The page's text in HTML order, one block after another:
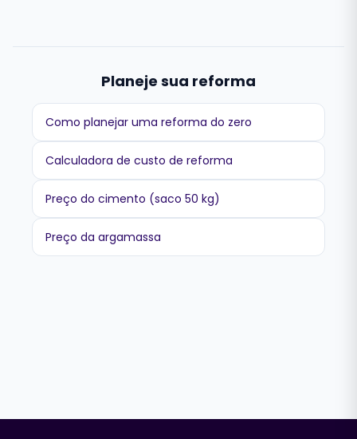
Planeje sua reforma
Como planejar uma reforma do zero
Calculadora de custo de reforma
Preço do cimento (saco 50 kg)
Preço da argamassa